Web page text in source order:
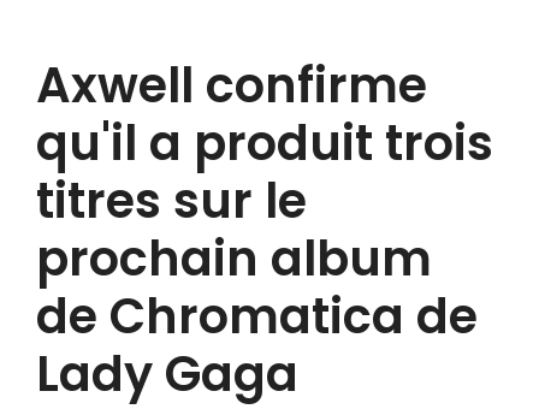
Axwell confirme
qu'il a produit trois
titres sur le
prochain album
de Chromatica de
Lady Gaga